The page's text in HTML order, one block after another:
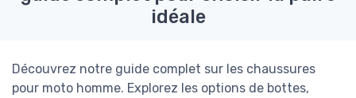
idéale
Découvrez notre guide complet sur les chaussures
pour moto homme. Explorez les options de bottes,